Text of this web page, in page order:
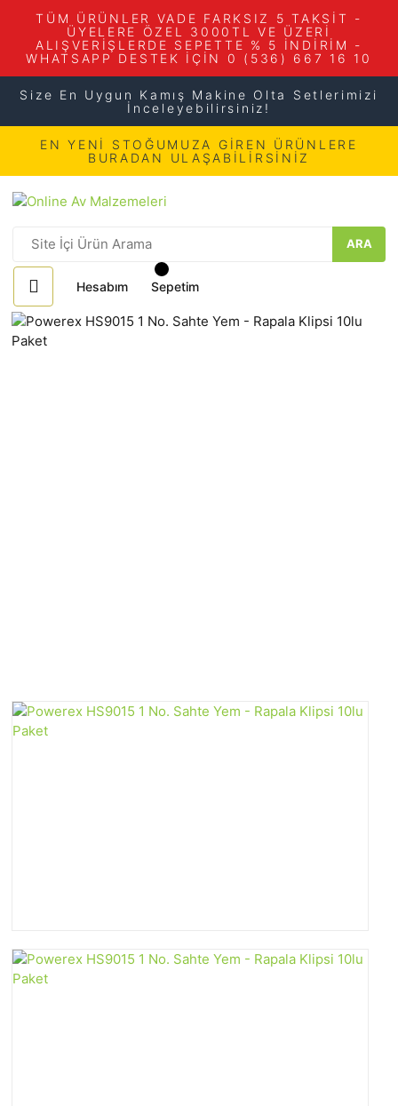
TÜM ÜRÜNLER VADE FARKSIZ 5 TAKSİT -
ÜYELERE ÖZEL 3000TL VE ÜZERİ
ALIŞVERİŞLERDE SEPETTE % 5 İNDİRİM -
WHATSAPP DESTEK İÇİN 0 (536) 667 16 10
Size En Uygun Kamış Makine Olta Setlerimizi
İnceleyebilirsiniz!
EN YENİ STOĞUMUZA GİREN ÜRÜNLERE
BURADAN ULAŞABİLİRSİNİZ
ARA
Hesabım Sepetim